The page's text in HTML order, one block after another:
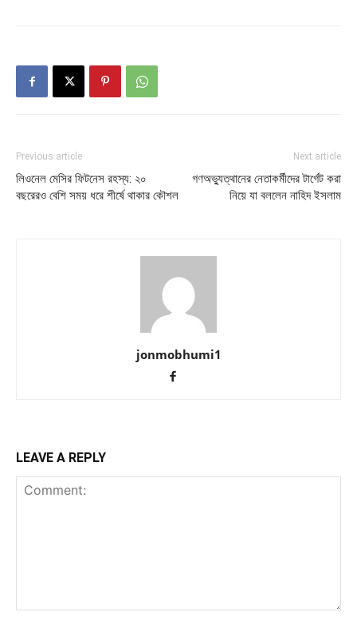
Previous article
লিওনেল মেসির ফিটনেস রহস্য: ২০
বছরেরও বেশি সময় ধরে শীর্ষে থাকার কৌশল
Next article
গণঅভ্যুত্থানের নেতাকর্মীদের টার্গেট করা
নিয়ে যা বললেন নাহিদ ইসলাম
jonmobhumi1
LEAVE A REPLY